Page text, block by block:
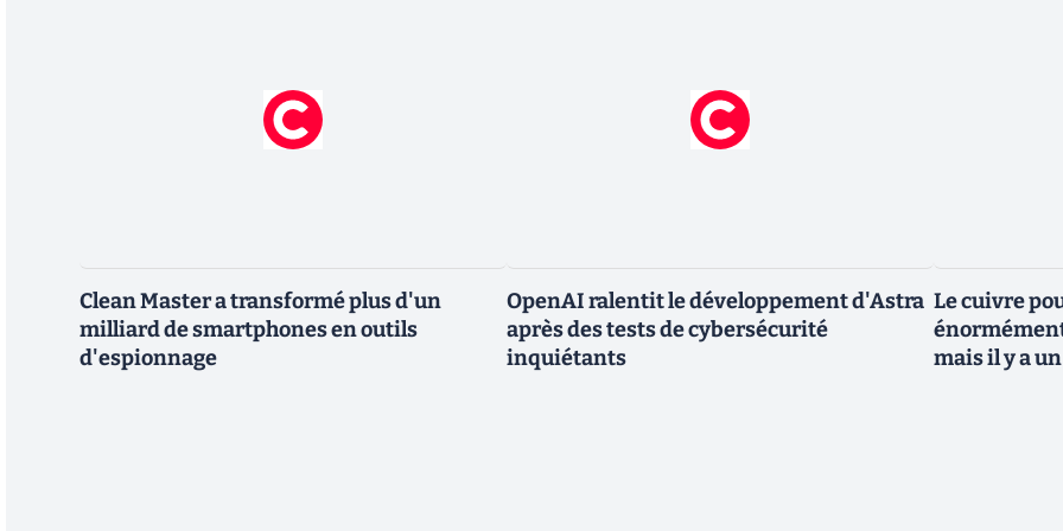
Clean Master a transformé plus d'un
milliard de smartphones en outils
d'espionnage
OpenAI ralentit le développement d'Astra
après des tests de cybersécurité
inquiétants
Le cuivre
mais il y a